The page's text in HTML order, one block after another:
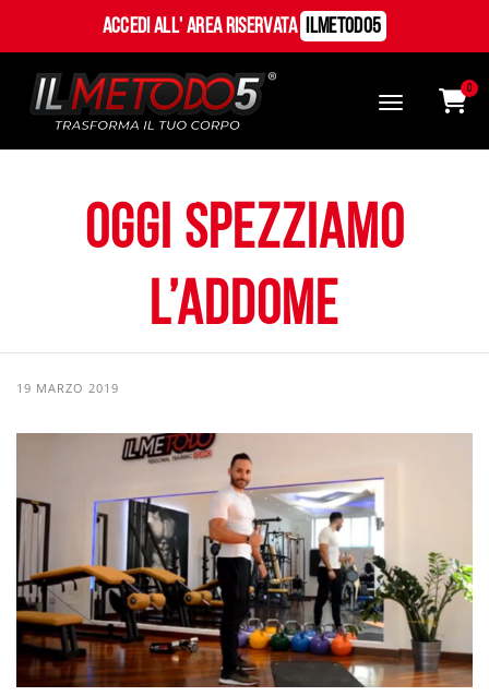
Accedi all' Area Riservata ILMetodo5
0
Oggi spezziamo
l’addome
19 MARZO 2019